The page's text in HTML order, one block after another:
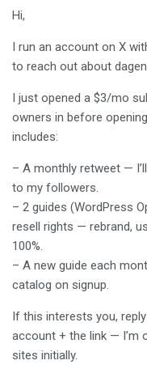
Hi,
I run an account on X
to reach out about
I just opened a $3/mo
owners in before
includes:
– A monthly retweet —
to my followers.
– 2 guides (WordPress
resell rights — rebrand,
100%.
– A new guide each
catalog on signup.
If this interests you,
account + the link — I’m
sites initially.